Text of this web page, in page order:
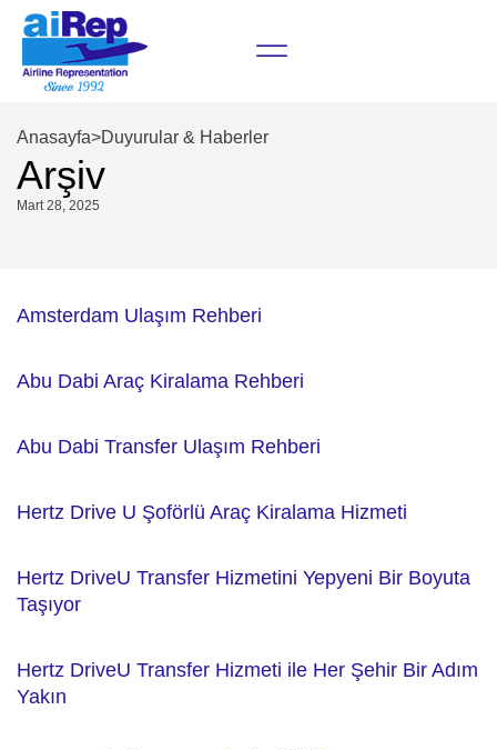
Anasayfa>Duyurular & Haberler
Arşiv
Mart 28, 2025
Amsterdam Ulaşım Rehberi
Abu Dabi Araç Kiralama Rehberi
Abu Dabi Transfer Ulaşım Rehberi
Hertz Drive U Şoförlü Araç Kiralama Hizmeti
Hertz DriveU Transfer Hizmetini Yepyeni Bir Boyuta
Taşıyor
Hertz DriveU Transfer Hizmeti ile Her Şehir Bir Adım
Yakın